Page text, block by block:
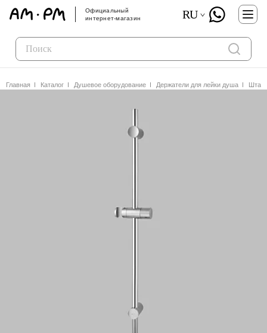
Официальный
интернет-магазин
RU
Главная Каталог Душевое оборудование Держатели для лейки душа